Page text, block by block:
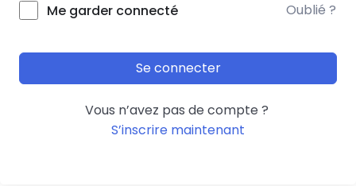
Me garder connecté Oublié ?
Se connecter
Vous n’avez pas de compte ?
S’inscrire maintenant